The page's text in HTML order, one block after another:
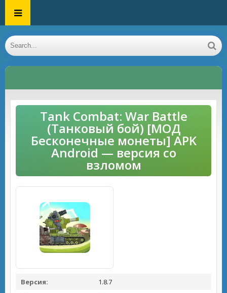
Tank Combat: War Battle
(Танковый бой) [МОД
Бесконечные монеты] APK
Android — версия со
взломом
Версия:
1.8.7